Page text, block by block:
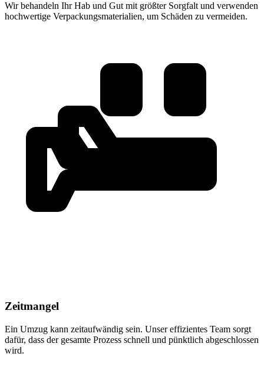
Wir behandeln Ihr Hab und Gut mit größter Sorgfalt und verwenden
hochwertige Verpackungsmaterialien, um Schäden zu vermeiden.
Zeitmangel
Ein Umzug kann zeitaufwändig sein. Unser effizientes Team sorgt
dafür, dass der gesamte Prozess schnell und pünktlich abgeschlossen
wird.